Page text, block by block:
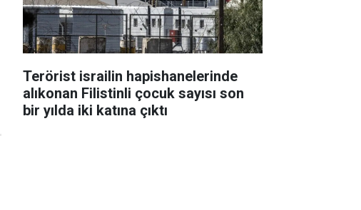
Terörist israilin hapishanelerinde
alıkonan Filistinli çocuk sayısı son
bir yılda iki katına çıktı